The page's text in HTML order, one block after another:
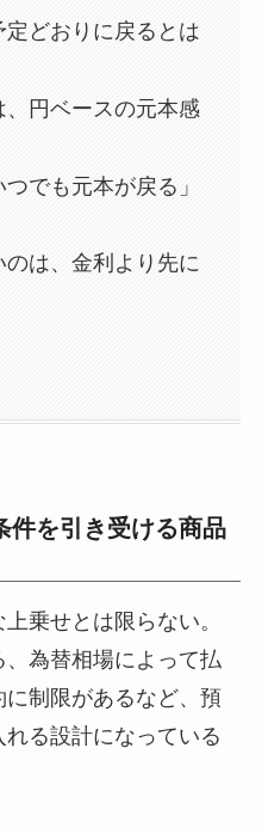
どおりに戻るとは
円ベースの元本感
でも元本が戻る」
は、金利より先に
件を引き受ける商品
乗せとは限らない。
為替相場によって払
制限があるなど、預
る設計になっている